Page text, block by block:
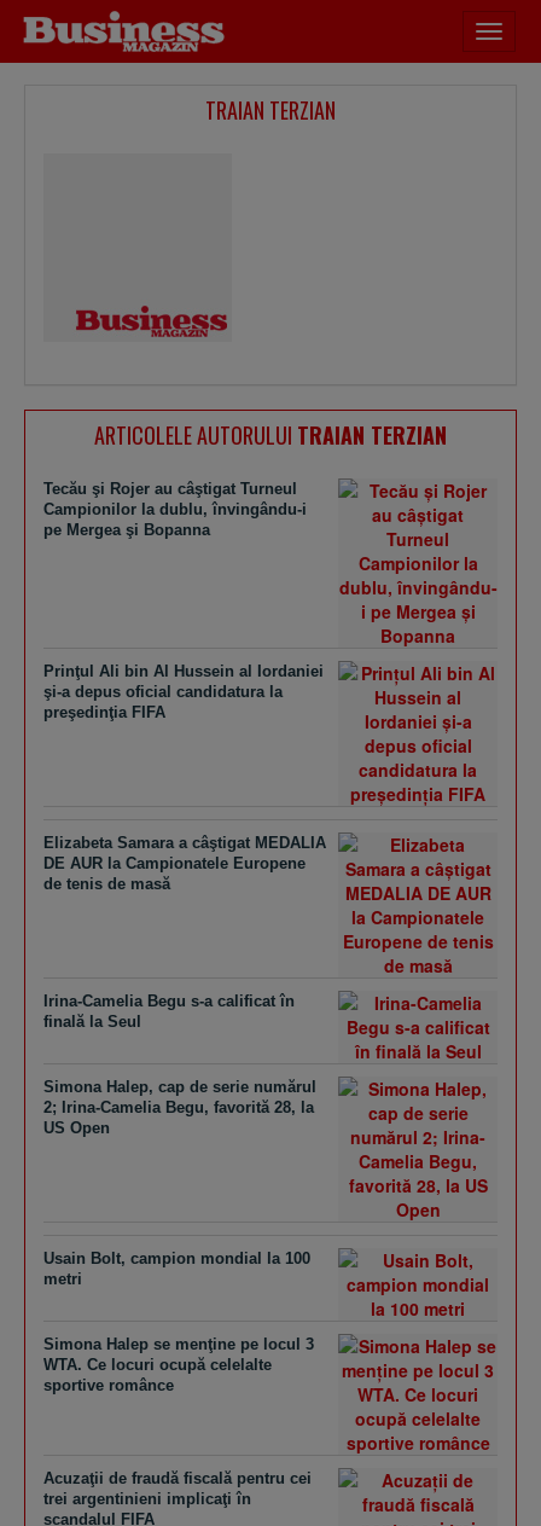
meniu
TRAIAN TERZIAN
ARTICOLELE AUTORULUI TRAIAN TERZIAN
Tecău şi Rojer au câştigat Turneul
Campionilor la dublu, învingându-i
pe Mergea şi Bopanna
Prinţul Ali bin Al Hussein al Iordaniei
şi-a depus oficial candidatura la
preşedinţia FIFA
Elizabeta Samara a câştigat MEDALIA
DE AUR la Campionatele Europene
de tenis de masă
Irina-Camelia Begu s-a calificat în
finală la Seul
Simona Halep, cap de serie numărul
2; Irina-Camelia Begu, favorită 28, la
US Open
Usain Bolt, campion mondial la 100
metri
Simona Halep se menţine pe locul 3
WTA. Ce locuri ocupă celelalte
sportive românce
Acuzaţii de fraudă fiscală pentru cei
trei argentinieni implicaţi în
scandalul FIFA